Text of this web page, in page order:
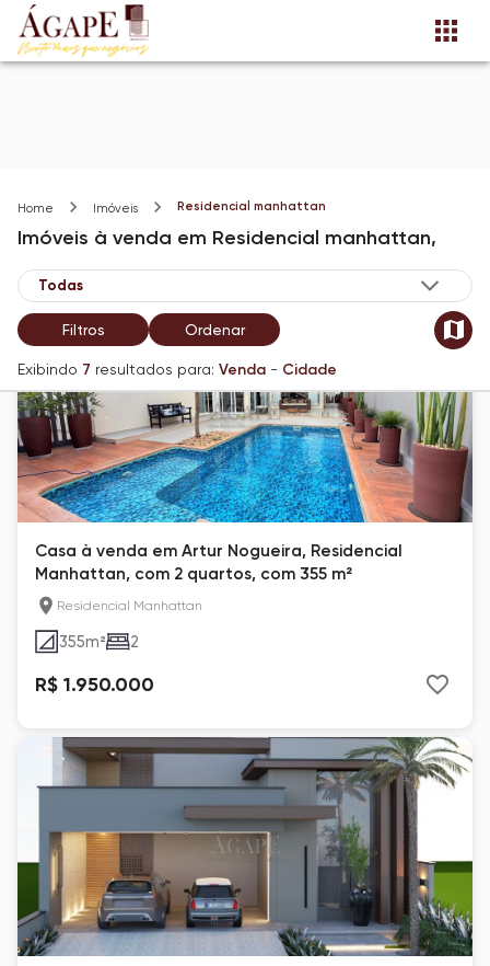
Home Imóveis Residencial manhattan
Imóveis à venda em Residencial manhattan,
Filtros Ordenar
Exibindo 7 resultados para: Venda - Cidade
Casa à venda em Artur Nogueira, Residencial
Manhattan, com 2 quartos, com 355 m²
Residencial Manhattan
355m² 2
R$ 1.950.000